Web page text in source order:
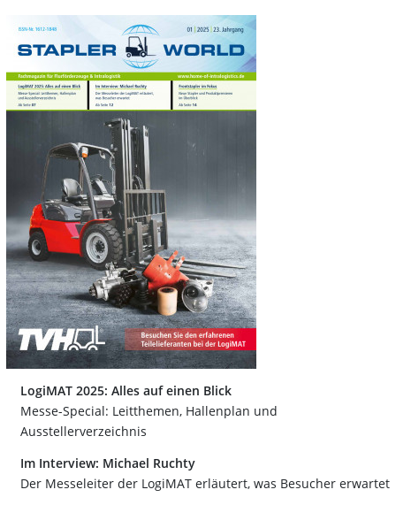
LogiMAT 2025: Alles auf einen Blick
Messe-Special: Leitthemen, Hallenplan und
Ausstellerverzeichnis
Im Interview: Michael Ruchty
Der Messeleiter der LogiMAT erläutert, was Besucher erwartet